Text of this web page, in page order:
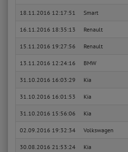
18.11.2016 12:17:51 Smart
16.11.2016 18:35:13 Renault
15.11.2016 19:27:56 Renault
13.11.2016 12:24:16 BMW
31.10.2016 16:03:29 Kia
31.10.2016 16:01:53 Kia
31.10.2016 15:56:06 Kia
02.09.2016 19:32:34 Volkswagen
30.08.2016 21:53:24 Kia